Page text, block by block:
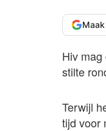
Hiv
stilte
Terwijl
tijd voor